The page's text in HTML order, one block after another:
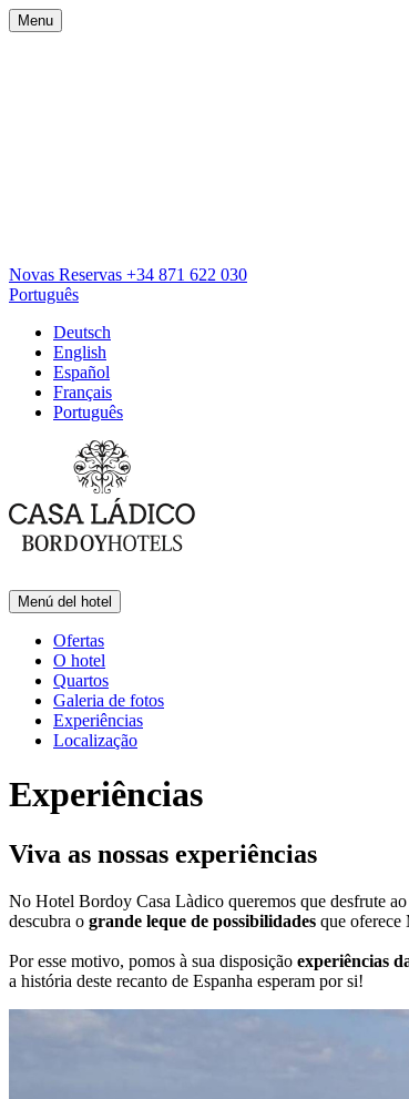
Menu
Novas Reservas +34 871 622 030
Português
Deutsch
English
Español
Français
Português
Menú del hotel
Ofertas
O hotel
Quartos
Galeria de fotos
Experiências
Localização
Experiências
Viva as nossas experiências
No Hotel Bordoy Casa Làdico queremos que desfrute
descubra o grande leque de possibilidades que oferece
Por esse motivo, pomos à sua disposição experiências
a história deste recanto de Espanha esperam por si!